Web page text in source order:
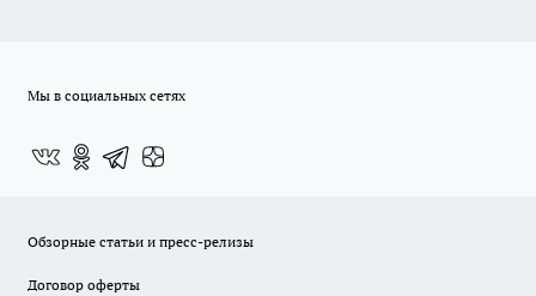
Мы в социальных сетях
Обзорные статьи и пресс-релизы
Договор оферты